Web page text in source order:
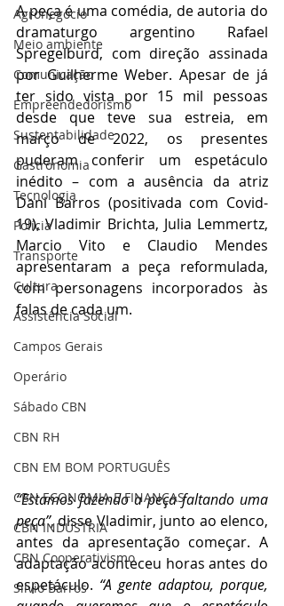
Agronegócio
Meio ambiente
Comunicação
Empreendedorismo
Sustentabilidade
Gastronomia
Tecnologia
Polícia
Transporte
Cultura
Assistência Social
Campos Gerais
Operário
Sábado CBN
CBN RH
CBN EM BOM PORTUGUÊS
CBN ECONOMIA E FINANÇAS
CBN INDÚSTRIA
CBN Cooperativismo
Silvio Barros
A peça é uma comédia, de autoria do
dramaturgo argentino Rafael
Spregelburd, com direção assinada
por Guilherme Weber. Apesar de já
ter sido vista por 15 mil pessoas
desde que teve sua estreia, em
março de 2022, os presentes
puderam conferir um espetáculo
inédito – com a ausência da atriz
Dani Barros (positivada com Covid-
19), Vladimir Brichta, Julia Lemmertz,
Marcio Vito e Claudio Mendes
apresentaram a peça reformulada,
com personagens incorporados às
falas de cada um.
“Estamos fazendo a peça faltando uma
peça”, disse Vladimir, junto ao elenco,
antes da apresentação começar. A
adaptação aconteceu horas antes do
espetáculo. “A gente adaptou, porque,